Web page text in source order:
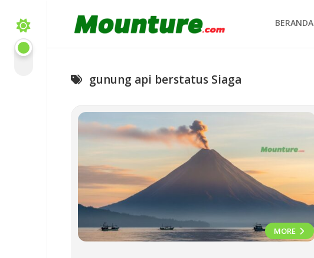
content
BERANDA
gunung api berstatus Siaga
MORE